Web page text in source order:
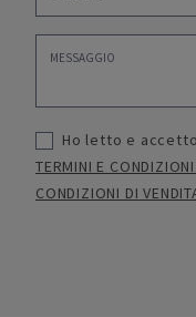
Ho letto e
TERMINI E
CONDIZIONI DI